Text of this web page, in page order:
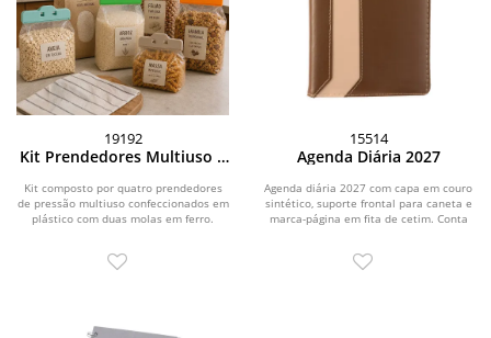
19192
Kit Prendedores Multiuso 4
Kit composto por quatro prendedores
de pressão multiuso confeccionados em
plástico com duas molas em ferro.
15514
Agenda Diária 2027
Agenda diária 2027 com capa em couro
sintético, suporte frontal para caneta e
marca-página em fita de cetim. Conta